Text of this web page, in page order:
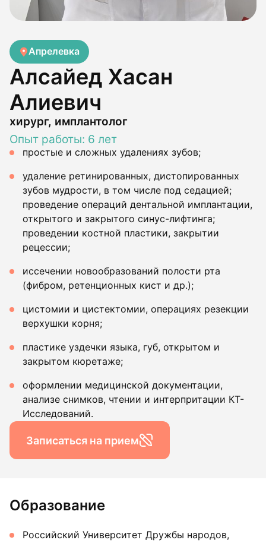
Апрелевка
Алсайед Хасан
Алиевич
хирург, имплантолог
Опыт работы: 6 лет
простые и сложных удалениях зубов;
удаление ретинированных, дистопированных
зубов мудрости, в том числе под седацией;
проведение операций дентальной имплантации,
открытого и закрытого синус-лифтинга;
проведении костной пластики, закрытии
рецессии;
иссечении новообразований полости рта
(фибром, ретенционных кист и др.);
цистомии и цистектомии, операциях резекции
верхушки корня;
пластике уздечки языка, губ, открытом и
закрытом кюретаже;
оформлении медицинской документации,
анализе снимков, чтении и интерпритации КТ-
Исследований.
Записаться на прием
Образование
Российский Университет Дружбы народов,